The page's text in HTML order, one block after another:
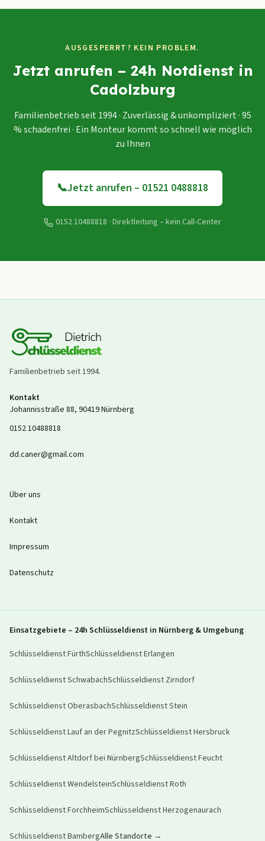
AUSGESPERRT? KEIN PROBLEM.
Jetzt anrufen – 24h Notdienst in
Cadolzburg
Familienbetrieb seit 1994 · Zuverlässig & unkompliziert · 95
% schadenfrei · Ein Monteur kommt so schnell wie möglich
zu Ihnen
📞Jetzt anrufen – 01521 0488818
0152 10488818 · Direktleitung – kein Call-Center
Familienbetrieb seit1994.
Kontakt
Johannisstraße 88, 90419Nürnberg
0152 10488818
dd.caner@gmail.com
Über uns
Kontakt
Impressum
Datenschutz
Einsatzgebiete – 24h Schlüsseldienst in Nürnberg & Umgebung
SchlüsseldienstFürthSchlüsseldienstErlangen
SchlüsseldienstSchwabachSchlüsseldienst Zirndorf
SchlüsseldienstOberasbachSchlüsseldienstStein
SchlüsseldienstLauf an der PegnitzSchlüsseldienstHersbruck
SchlüsseldienstAltdorf bei NürnbergSchlüsseldienstFeucht
SchlüsseldienstWendelsteinSchlüsseldienstRoth
SchlüsseldienstForchheimSchlüsseldienstHerzogenaurach
SchlüsseldienstBambergAlle Standorte →